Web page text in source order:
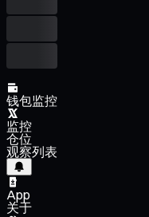
钱包监控
监控
仓位
观察列表
App
关于